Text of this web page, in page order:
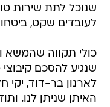
שנוכל לתת שירות
לעובדים שקט,
כולי תקווה שהמשא
שנגיע להסכם
לארנון בר-דוד, יקי
האיתן שניתן לנו.